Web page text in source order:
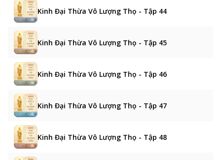
Kinh Đại Thừa Vô Lượng Thọ - Tập 44
Kinh Đại Thừa Vô Lượng Thọ - Tập 45
Kinh Đại Thừa Vô Lượng Thọ - Tập 46
Kinh Đại Thừa Vô Lượng Thọ - Tập 47
Kinh Đại Thừa Vô Lượng Thọ - Tập 48